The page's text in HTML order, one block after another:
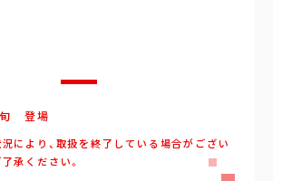
登場
により、取扱を終了している場合がござい
承ください。